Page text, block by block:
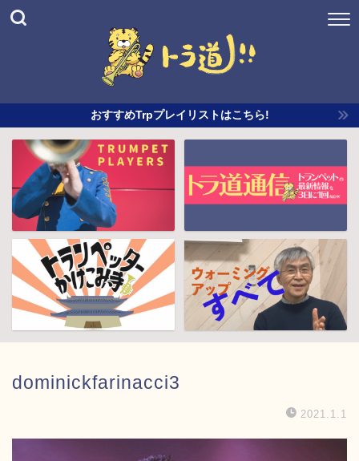
おすすめTrpプレイリストはこちら!
dominickfarinacci3
2021.1.1